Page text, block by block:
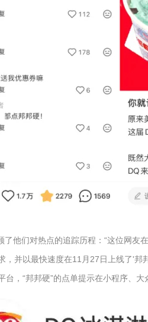
了他们对热点的追踪历程：“这位网
，并以最快速度在11月27日上线了'邦
台，“邦邦硬”的点单提示在小程序、